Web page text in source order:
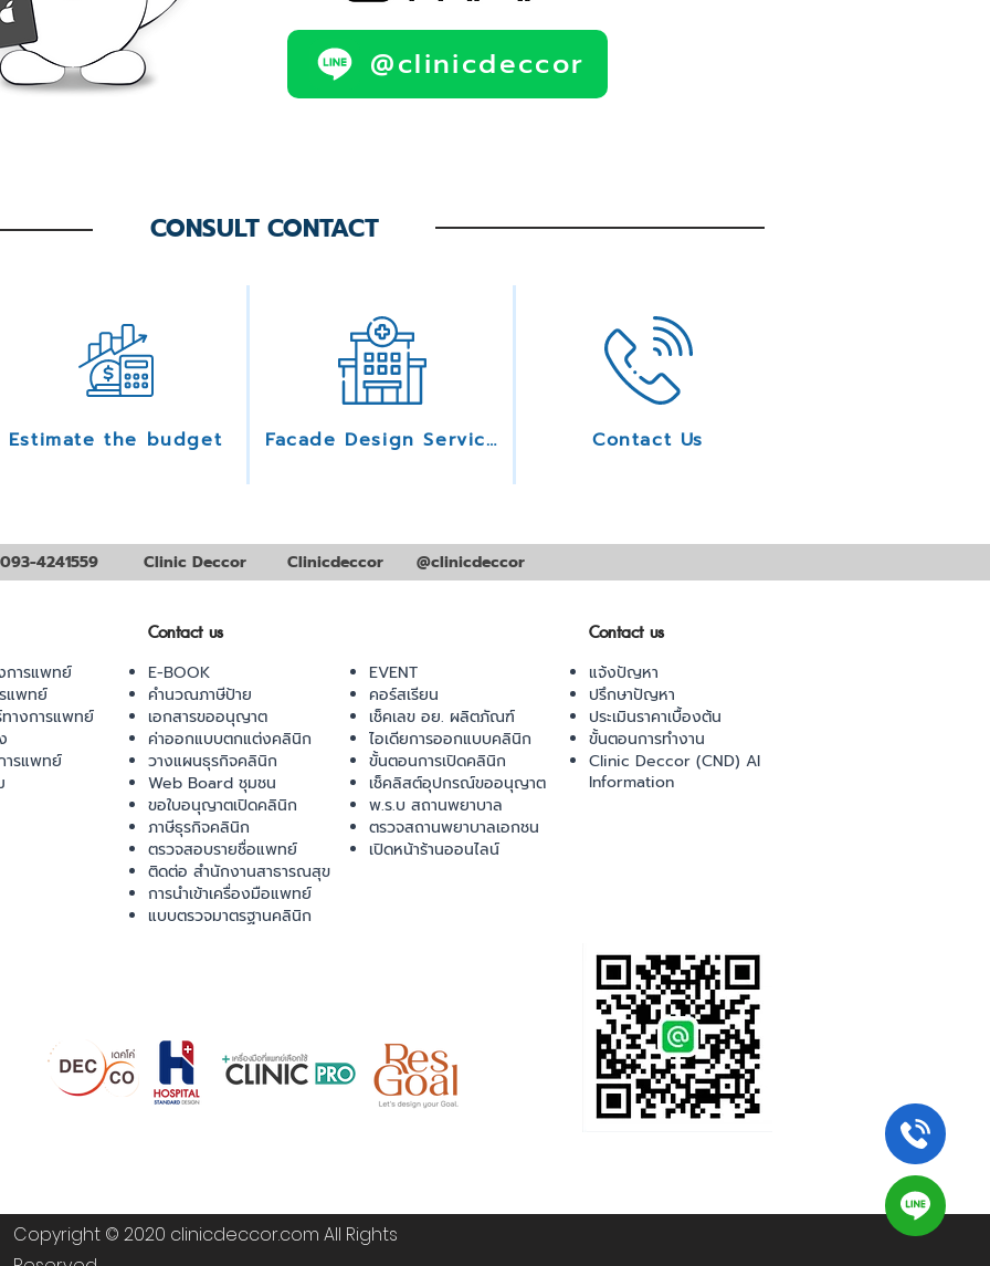
@clinicdeccor
CONSULT CONTACT
Estimate the budget Facade Design Service Contact Us
093-4241559 Clinic Deccor Clinicdeccor @clinicdeccor
ารแพทย์
แพทย์
ทางการแพทย์
ารแพทย์
Contact us
E-BOOK
คำนวณภาษีป้าย
เอกสารขออนุญาต
ค่าออกแบบตกแต่งคลินิก
วางแผนธุรกิจคลินิก
Web Board ชุมชน
ขอใบอนุญาตเปิดคลินิก
ภาษีธุรกิจคลินิก
ตรวจสอบรายชื่อแพทย์
ติดต่อ สำนักงานสาธารณสุข
การนำเข้าเครื่องมือแพทย์
แบบตรวจมาตรฐานคลินิก
Contact us
EVENT
คอร์สเรียน
เช็คเลข อย. ผลิตภัณฑ์
ไอเดียการออกแบบคลินิก
ขั้นตอนการเปิดคลินิก
เช็คลิสต์อุปกรณ์ขออนุญาต
พ.ร.บ สถานพยาบาล
ตรวจสถานพยาบาลเอกชน
เปิดหน้าร้านออนไลน์
แจ้งปัญหา
ปรึกษาปัญหา
ประเมินราคาเบื้องต้น
ขั้นตอนการทำงาน
Clinic Deccor (CND) AI
Information
Copyright © 2020 clinicdeccor.com All Rights